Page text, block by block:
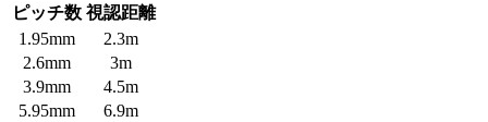
ピッチ数 視認距離
1.95mm
2.3m
2.6mm
3m
3.9mm
4.5m
5.95mm
6.9m